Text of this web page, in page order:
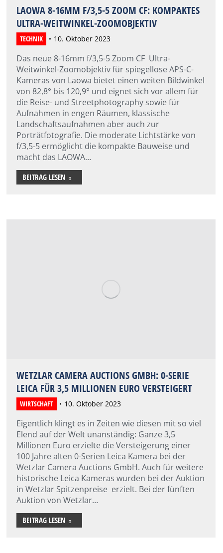
LAOWA 8-16MM F/3,5-5 ZOOM CF: KOMPAKTES
ULTRA-WEITWINKEL-ZOOMOBJEKTIV
TECHNIK 10. Oktober 2023
Das neue 8-16mm f/3,5-5 Zoom CF Ultra-
Weitwinkel-Zoomobjektiv für spiegellose APS-C-
Kameras von Laowa bietet einen weiten Bildwinkel
von 82,8° bis 120,9° und eignet sich vor allem für
die Reise- und Streetphotography sowie für
Aufnahmen in engen Räumen, klassische
Landschaftsaufnahmen aber auch zur
Porträtfotografie. Die moderate Lichtstärke von
f/3,5-5 ermöglicht die kompakte Bauweise und
macht das LAOWA…
BEITRAG LESEN
WETZLAR CAMERA AUCTIONS GMBH: 0-SERIE
LEICA FÜR 3,5 MILLIONEN EURO VERSTEIGERT
WIRTSCHAFT 10. Oktober 2023
Eigentlich klingt es in Zeiten wie diesen mit so viel
Elend auf der Welt unanständig: Ganze 3,5
Millionen Euro erzielte die Versteigerung einer
100 Jahre alten 0-Serien Leica Kamera bei der
Wetzlar Camera Auctions GmbH. Auch für weitere
historische Leica Kameras wurden bei der Auktion
in Wetzlar Spitzenpreise erzielt. Bei der fünften
Auktion von Wetzlar…
BEITRAG LESEN